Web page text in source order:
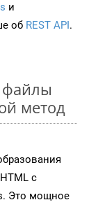
и
об REST API.
файлы
метод
с
Это мощное